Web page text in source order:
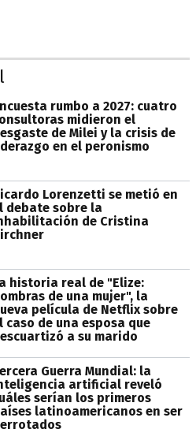
rumbo a 2027: cuatro
midieron el
de Milei y la crisis de
en el peronismo
Lorenzetti se metió en
debate sobre la
de Cristina
historia real de "Elize:
de una mujer", la
película de Netflix sobre
caso de una esposa que
a su marido
Guerra Mundial: la
artificial reveló
serían los primeros
latinoamericanos en ser